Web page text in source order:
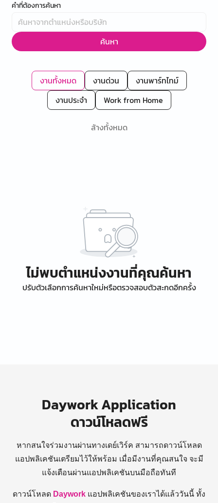
คำที่ต้องการค้นหา
ค้นหา
งานทั้งหมด งานด่วน
งานพาร์ทไทม์
งานประจำ
Work from Home
ล้างทั้งหมด
ไม่พบตำแหน่งงานที่คุณค้นหา
ปรับตัวเลือกการค้นหาใหม่หรือตรวจสอบตัวสะกดอีกครั้ง
Daywork Application
ดาวน์โหลดฟรี
หากสนใจร่วมงานผ่านทางเดย์เวิร์ค สามารถดาวน์โหลด
แอปพลิเคชันเตรียมไว้ให้พร้อม เมื่อมีงานที่คุณสนใจ จะมี
แจ้งเตือนผ่านแอปพลิเคชันบนมือถือทันที
ดาวน์โหลด Daywork แอปพลิเคชันของเราได้แล้ววันนี้ ทั้ง